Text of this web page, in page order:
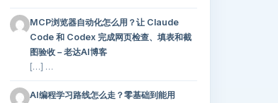
MCP浏览器自动化怎么用？让 Claude
Code 和 Codex 完成网页检查、填表和截
图验收 – 老达AI博客
[…] …
AI编程学习路线怎么走？零基础到能用